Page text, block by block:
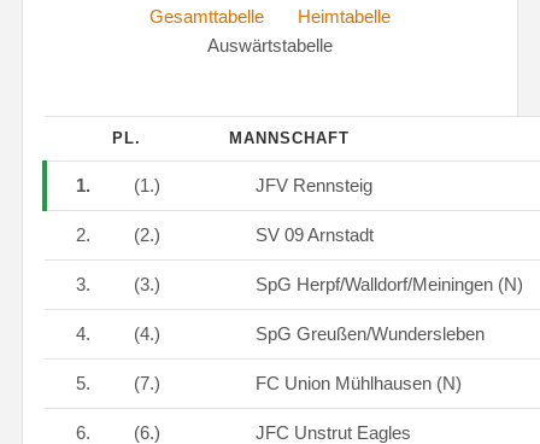
Gesamttabelle
Heimtabelle
Auswärtstabelle
PL. MANNSCHAFT
1. (1.) JFV Rennsteig
2. (2.) SV 09 Arnstadt
3. (3.) SpG Herpf/Walldorf/Meiningen (N)
4. (4.) SpG Greußen/Wundersleben
5. (7.) FC Union Mühlhausen (N)
6. (6.) JFC Unstrut Eagles